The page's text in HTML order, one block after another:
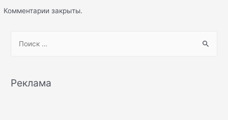
Комментарии закрыты.
rРеклама